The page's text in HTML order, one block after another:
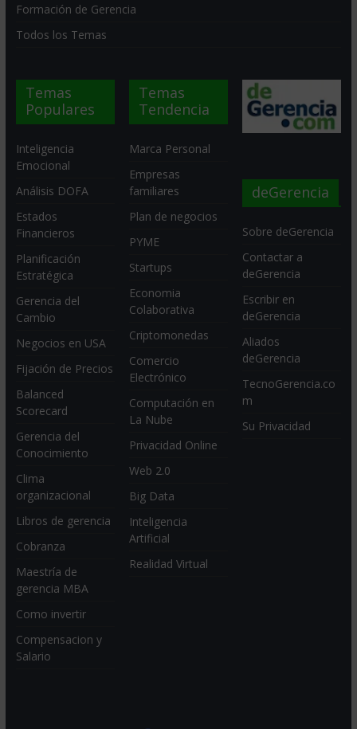
Formación de Gerencia
Todos los Temas
Temas
Populares
Inteligencia
Emocional
Análisis DOFA
Estados
Financieros
Planificación
Estratégica
Gerencia del
Cambio
Negocios en USA
Fijación de Precios
Balanced
Scorecard
Gerencia del
Conocimiento
Clima
organizacional
Libros de gerencia
Cobranza
Maestría de
gerencia MBA
Como invertir
Compensacion y
Salario
Temas
Tendencia
Marca Personal
Empresas
familiares
Plan de negocios
PYME
Startups
Economia
Colaborativa
Criptomonedas
Comercio
Electrónico
Computación en
La Nube
Privacidad Online
Web 2.0
Big Data
Inteligencia
Artificial
Realidad Virtual
deGerencia
Sobre deGerencia
Contactar a
deGerencia
Escribir en
deGerencia
Aliados
deGerencia
TecnoGerencia.co
m
Su Privacidad